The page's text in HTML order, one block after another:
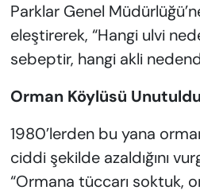
Parklar Genel
eleştirerek, “Hangi ulvi
sebeptir, hangi akli
Orman Köylüsü Unutuldu
1980’lerden bu yana
ciddi şekilde azaldığını
“Ormana tüccarı soktuk,